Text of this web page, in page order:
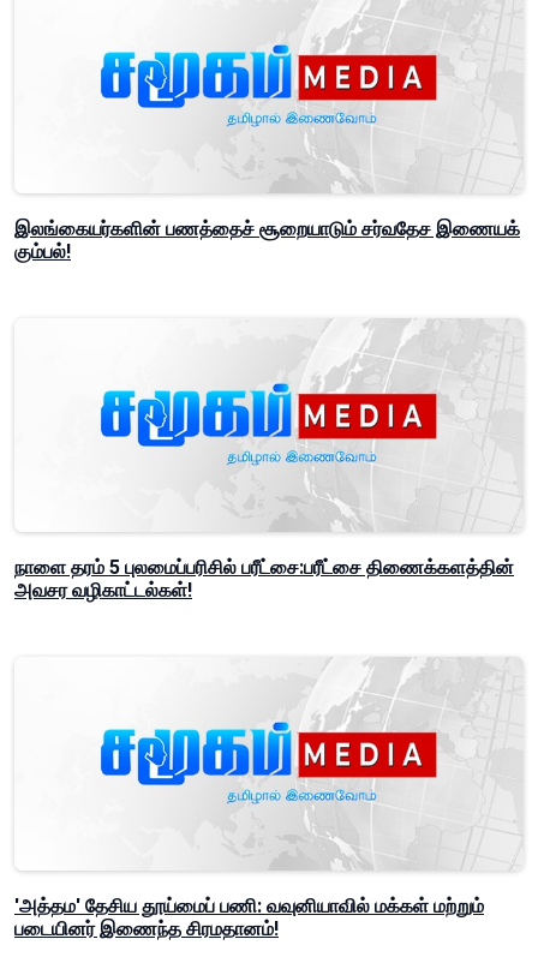
இலங்கையர்களின் பணத்தைச் சூறையாடும் சர்வதேச இணையக்
கும்பல்!
நாளை தரம் 5 புலமைப்பரிசில் பரீட்சை:பரீட்சை திணைக்களத்தின்
அவசர வழிகாட்டல்கள்!
'அத்தம' தேசிய தூய்மைப் பணி: வவுனியாவில் மக்கள் மற்றும்
படையினர் இணைந்த சிரமதானம்!